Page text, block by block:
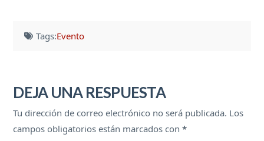
Tags:Evento
DEJA UNA RESPUESTA
Tu dirección de correo electrónico no será publicada. Los
campos obligatorios están marcados con*